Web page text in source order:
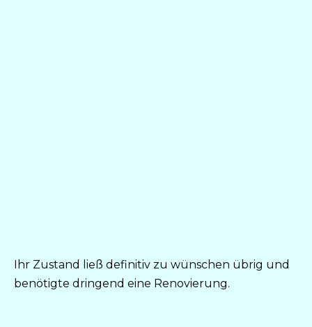
Ihr Zustand ließ definitiv zu wünschen übrig und
benötigte dringend eine Renovierung.